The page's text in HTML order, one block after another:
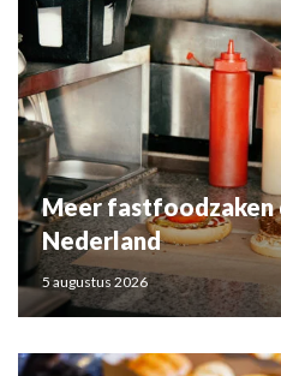
Meer fastfoodzaken
Nederland
5 augustus 2026